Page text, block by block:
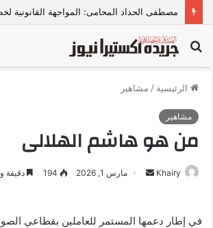
بحث
عن
الرئيسية / مشاهير
مشاهير
من هو هاشم الهلالى
Khairy
ل
مارس 1, 2026 194 دقيقة
في إطار دعمها المستمر للعاملين بقطاعي